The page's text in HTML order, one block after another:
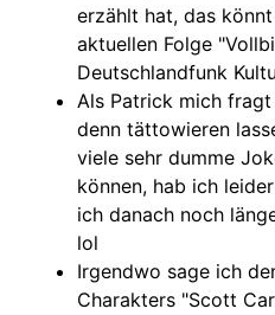
erzählt hat, das
aktuellen Folge
Deutschlandfunk
Als Patrick mich
denn tättowieren
viele sehr dumme
können, hab ich
ich danach noch
lol
Irgendwo sage ich
Charakters "Scott